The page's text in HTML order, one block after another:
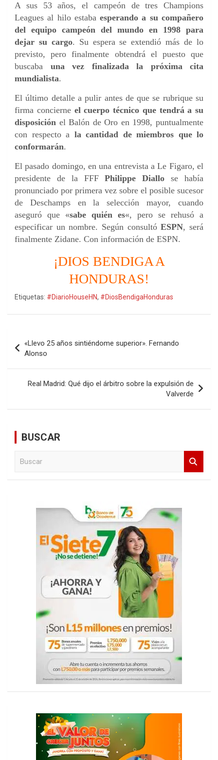
A sus 53 años, el campeón de tres Champions
Leagues al hilo estabaesperando a su compañero
del equipo campeón del mundo en 1998 para
dejar su cargo. Su espera se extendió más de lo
previsto, pero finalmente obtendrá el puesto que
buscaba una vez finalizada la próxima cita
mundialista.
El último detalle a pulir antes de que se rubrique su
firma concierne el cuerpo técnico que tendrá a su
disposición el Balón de Oro en 1998, puntualmente
con respecto a la cantidad de miembros que lo
conformarán.
El pasado domingo, en una entrevista a Le Figaro, el
presidente de la FFFPhilippe Diallo se había
pronunciado por primera vez sobre el posible sucesor
de Deschamps en la selección mayor, cuando
aseguró que «sabe quién es«, pero se rehusó a
especificar un nombre. Según consultóESPN, será
finalmente Zidane. Con información de ESPN.
¡DIOS BENDIGA A
HONDURAS!
Etiquetas: #DiarioHouseHN, #DiosBendigaHonduras
de
entradas
«Llevo 25 años sintiéndome superior». Fernando
Alonso
Real Madrid: Qué dijo el árbitro sobre la expulsión de
Valverde
BUSCAR